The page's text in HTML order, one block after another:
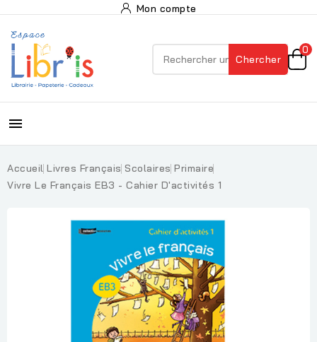
Mon compte
Chercher
0

Accueil Livres Français Scolaires Primaire
Vivre Le Français EB3 - Cahier D'activités 1